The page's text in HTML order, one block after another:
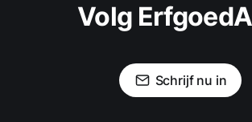
Volg
Schrijf nu in